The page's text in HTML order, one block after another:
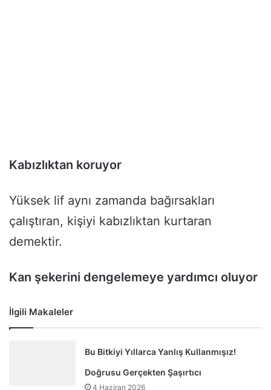
Kabızlıktan koruyor
Yüksek lif aynı zamanda bağırsakları
çalıştıran, kişiyi kabızlıktan kurtaran
demektir.
Kan şekerini dengelemeye yardımcı oluyor
İlgili Makaleler
Bu Bitkiyi Yıllarca Yanlış Kullanmışız!
Doğrusu Gerçekten Şaşırtıcı
4 Haziran 2026